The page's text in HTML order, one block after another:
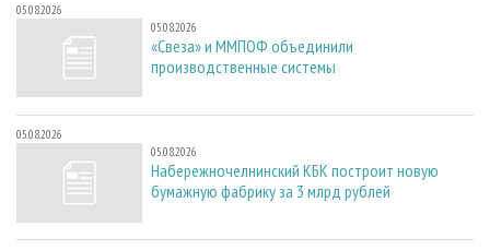
05.08.2026
05.08.2026
«Свеза» и ММПОФ объединили
производственные системы
05.08.2026
05.08.2026
Набережночелнинский КБК построит новую
бумажную фабрику за 3 млрд рублей